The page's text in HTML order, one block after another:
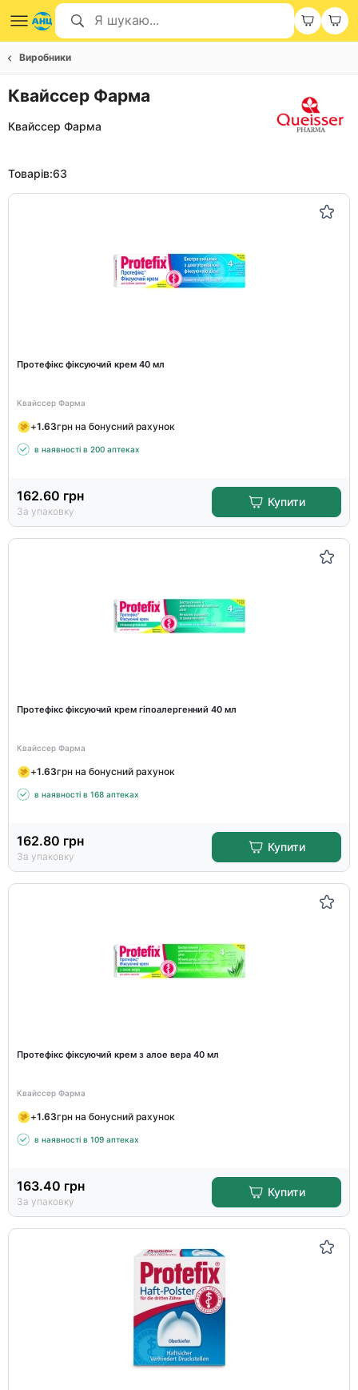
Виробники
Квайссер Фарма
Квайссер Фарма
Товарів:63
Протефікс фіксуючий крем 40 мл
Квайссер Фарма
+1.63грн на бонусний рахунок
в наявності в 200 аптеках
162.60 грн
За упаковку
Купити
Протефікс фіксуючий крем гіпоалергенний 40 мл
Квайссер Фарма
+1.63грн на бонусний рахунок
в наявності в 168 аптеках
162.80 грн
За упаковку
Купити
Протефікс фіксуючий крем з алое вера 40 мл
Квайссер Фарма
+1.63грн на бонусний рахунок
в наявності в 109 аптеках
163.40 грн
За упаковку
Купити